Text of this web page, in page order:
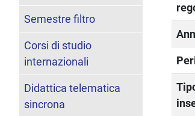
Semestre filtro
Corsi di studio
internazionali
Didattica telematica
sincrona